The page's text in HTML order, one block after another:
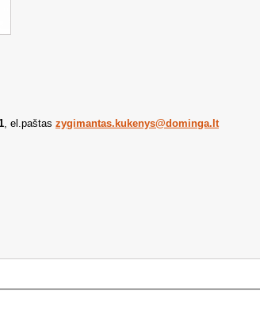
, el.paštas zygimantas.kukenys@dominga.lt